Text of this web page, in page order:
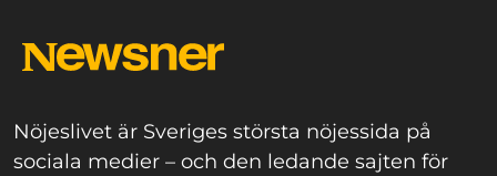
Nöjeslivet är Sveriges största nöjessida på
sociala medier – och den ledande sajten för